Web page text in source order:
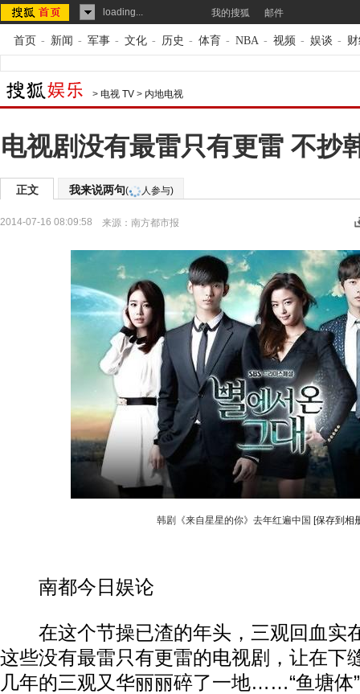
loading... 我的搜狐 邮件
首页 - 新闻 - 军事 - 文化 - 历史 - 体育 - NBA - 视频 - 娱谈 -
> 电视 TV > 内地电视
电视剧没有最雷只有更雷 不抄
正文 我来说两句( 人参与)
2014-07-16 08:09:58 来源： 南方都市报
韩剧《来自星星的你》去年红遍中国 [保存到相
南都今日娱论
在这个节操已渣的年头，三观回血实
这些没有最雷只有更雷的电视剧，让在下
几年的三观又华丽丽碎了一地……“鱼塘体